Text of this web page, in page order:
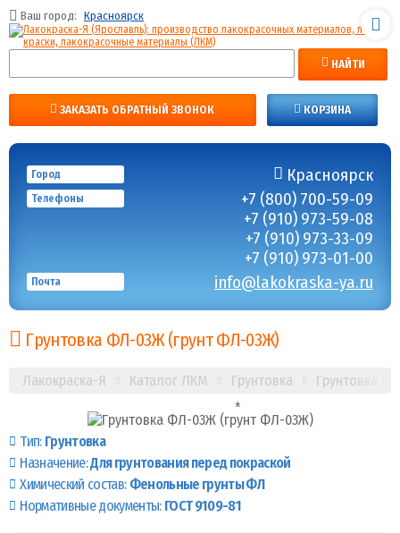
Ваш город: Красноярск
НАЙТИ
ЗАКАЗАТЬ ОБРАТНЫЙ ЗВОНОК КОРЗИНА
Город Красноярск
Телефоны
+7 (800) 700-59-09
+7 (910) 973-59-08
+7 (910) 973-33-09
+7 (910) 973-01-00
Почта info@lakokraska-ya.ru
Грунтовка ФЛ-03Ж (грунт ФЛ-03Ж)
Лакокраска-Я Каталог ЛКМ Грунтовка Грунтовка
Тип: Грунтовка
Назначение:Для грунтования перед покраской
Химический состав: Фенольные грунты ФЛ
Нормативные документы: ГОСТ 9109-81